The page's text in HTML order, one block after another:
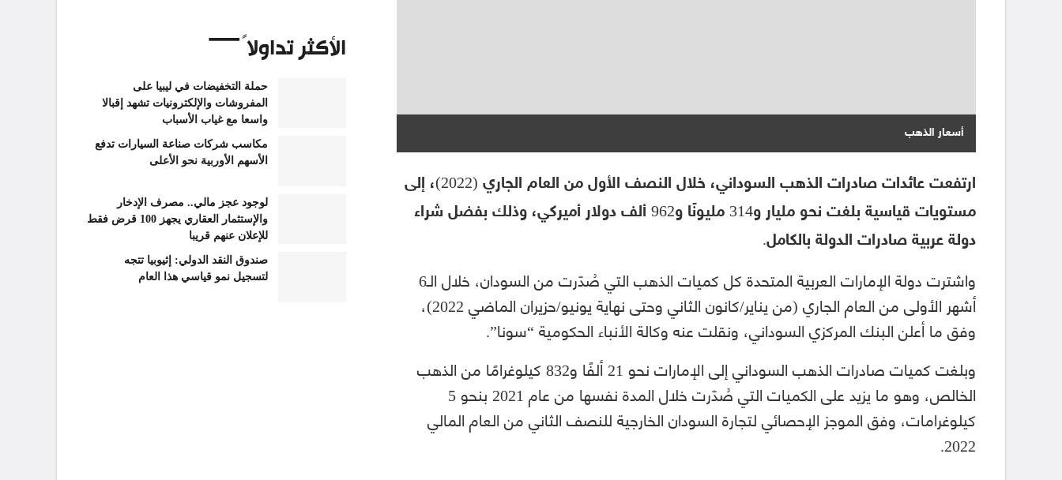
أسعار الذهب
ارتفعت عائدات صادرات الذهب السوداني، خلال النصف الأول من العام الجاري (2022)، إلى
مستويات قياسية بلغت نحو مليار و314 مليونًا و962 ألف دولار أميركي، وذلك بفضل شراء
دولة عربية صادرات الدولة بالكامل.
واشترت دولة الإمارات العربية المتحدة كل كميات الذهب التي صُدّرت من السودان، خلال الـ6
أشهر الأولى من العام الجاري (من يناير/كانون الثاني وحتى نهاية يونيو/حزيران الماضي 2022)،
وفق ما أعلن البنك المركزي السوداني، ونقلت عنه وكالة الأنباء الحكومية “سونا”.
وبلغت كميات صادرات الذهب السوداني إلى الإمارات نحو 21 ألفًا و832 كيلوغرامًا من الذهب
الخالص، وهو ما يزيد على الكميات التي صُدّرت خلال المدة نفسها من عام 2021 بنحو 5
كيلوغرامات، وفق الموجز الإحصائي لتجارة السودان الخارجية للنصف الثاني من العام المالي
2022.
الأكثر تداولاً
حملة التخفيضات في ليبيا على
المفروشات والإلكترونيات تشهد إقبالا
واسعا مع غياب الأسباب
مكاسب شركات صناعة السيارات تدفع
الأسهم الأوربية نحو الأعلى
لوجود عجز مالي.. مصرف الإدخار
والإستثمار العقاري يجهز 100 قرض فقط
للإعلان عنهم قريبا
صندوق النقد الدولي: إثيوبيا تتجه
لتسجيل نمو قياسي هذا العام